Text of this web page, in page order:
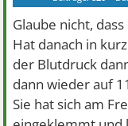
Glaube nicht,
Hat danach in
der Blutdruck
dann wieder auf
Sie hat sich am